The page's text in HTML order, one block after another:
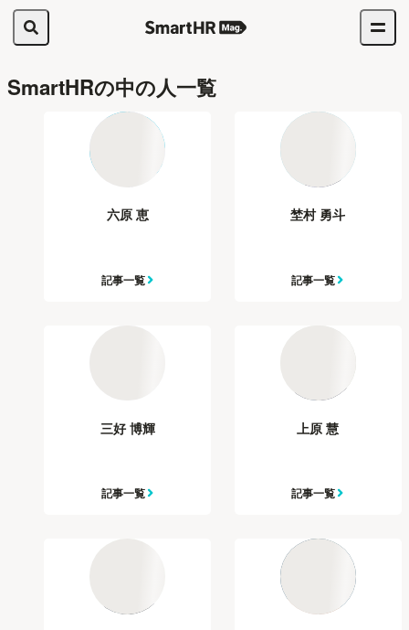
SmartHRの中の人一覧
六原 恵
記事一覧
埜村 勇斗
記事一覧
三好 博輝
記事一覧
上原 慧
記事一覧